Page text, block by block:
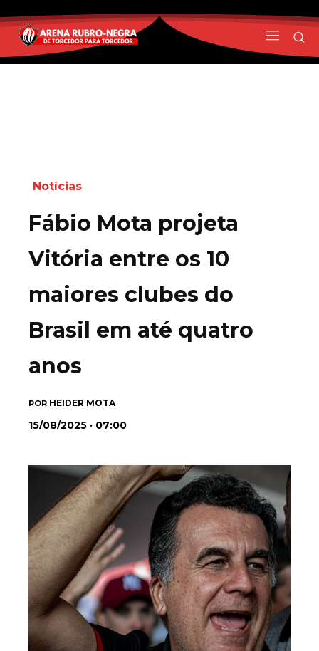
Notícias
Fábio Mota projeta
Vitória entre os 10
maiores clubes do
Brasil em até quatro
anos
POR HEIDER MOTA
15/08/2025 · 07:00